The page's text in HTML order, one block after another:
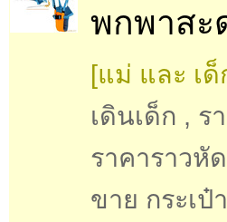
พกพาสะ
[แม่ และ เด็
เดินเด็ก , ร
ราคาราวหั
ขาย กระเป๋